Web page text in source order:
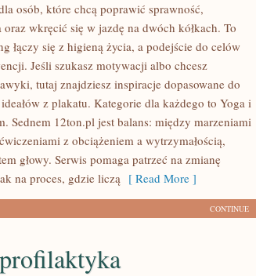
osób, które chcą poprawić sprawność,
oraz wkręcić się w jazdę na dwóch kółkach. To
łączy się z higieną życia, a podejście do celów
Jeśli szukasz motywacji albo chcesz
tutaj znajdziesz inspiracje dopasowane do
z plakatu. Kategorie dla każdego to Yoga i
Sednem 12ton.pl jest balans: między marzeniami
z obciążeniem a wytrzymałością,
głowy. Serwis pomaga patrzeć na zmianę
na proces, gdzie liczą [ Read More ]
CONTINUE